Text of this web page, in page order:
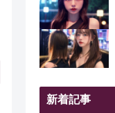
新着記事